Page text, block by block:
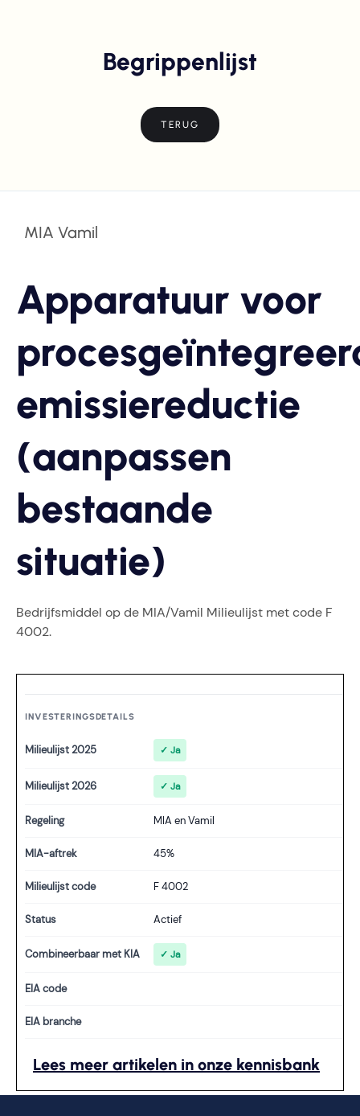
Begrippenlijst
TERUG
MIA Vamil
Apparatuur voor
emissiereductie
(aanpassen
bestaande
situatie)
Bedrijfsmiddel op de MIA/Vamil Milieulijst met code F
4002.
INVESTERINGSDETAILS
Milieulijst 2025 ✓ Ja
Milieulijst 2026 ✓ Ja
Regeling MIA en Vamil
MIA-aftrek 45%
Milieulijst code F 4002
Status Actief
Combineerbaar met KIA ✓ Ja
EIA code
EIA branche
Lees meer artikelen in onze kennisbank